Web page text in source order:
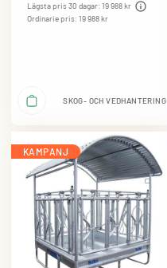
Lägsta pris 30 dagar: 19 988 kr
Ordinarie pris: 19 988 kr
SKOG- OCH VEDHANTERING
KAMPANJ